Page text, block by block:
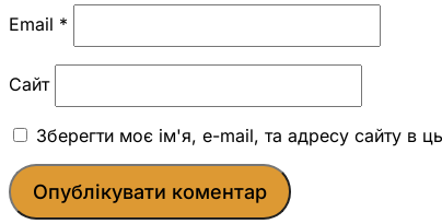
Email *
Сайт
Зберегти моє ім'я, e-mail, та адресу сайту в